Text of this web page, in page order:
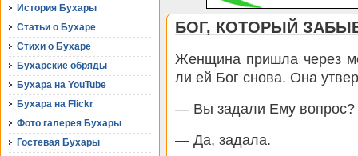
История Бухары
Статьи о Бухаре
Стихи о Бухаре
Бухарские обряды
Бухара на YouTube
Бухара на Flickr
Фото галерея Бухары
Гостевая Бухары
БОГ, КОТОРЫЙ
Женщина пришла через
ли ей Бог снова. Она
— Вы задали Ему вопрос?
— Да, задала.